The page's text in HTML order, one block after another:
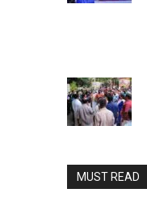
MUST READ